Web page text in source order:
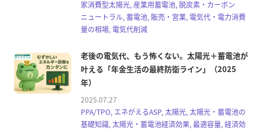
家消費型太陽光, 産業用蓄電池, 脱炭素・カーボン
ニュートラル, 蓄電池, 販売・営業, 電気代・電力消費
量の相場, 電気代削減
老後の電気代、もう怖くない。太陽光＋蓄電池が
叶える「年金生活の最終防衛ライン」（2025
年）
2025.07.27
PPA/TPO, エネがえるASP, 太陽光, 太陽光・蓄電池の
基礎知識, 太陽光・蓄電池経済効果, 最適容量, 経済効